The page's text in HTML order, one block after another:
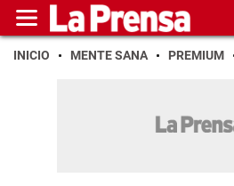
INICIO MENTE SANA PREMIUM